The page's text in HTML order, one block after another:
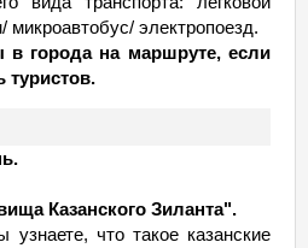
микроавтобус/ электропоезд.
города на маршруте, если
туристов.
Казанского Зиланта".
что такое казанские